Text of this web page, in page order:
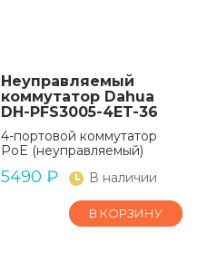
Неуправляемый
коммутатор Dahua
DH-PFS3005-4ET-36
4-портовой коммутатор
PoE (неуправляемый)
5490 ₽ В наличии
В КОРЗИНУ